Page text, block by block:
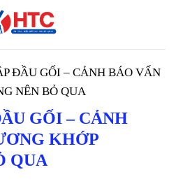
ĐẦU GỐI – CẢNH BÁO VẤN
NÊN BỎ QUA
GỐI – CẢNH
KHỚP
QUA